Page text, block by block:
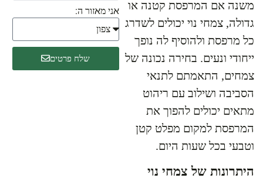
משנה אם המרפסת קטנה או
גדולה, צמחי נוי יכולים לשדרג
כל מרפסת ולהוסיף לה נופך
ייחודי ונעים. בחירה נכונה של
צמחים, התאמתם לתנאי
הסביבה ושילוב עם ריהוט
מתאים יכולים להפוך את
המרפסת למקום מפלט קטן
וטבעי בכל שעות היום.
היתרונות של צמחי נוי
אני מאזור ה:
שלח פרטים